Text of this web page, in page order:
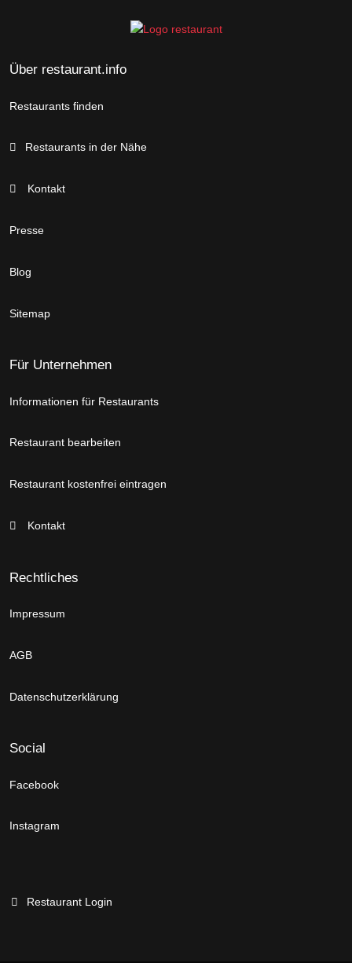
Über restaurant.info
Restaurants finden
Restaurants in der Nähe
Kontakt
Presse
Blog
Sitemap
Für Unternehmen
Informationen für Restaurants
Restaurant bearbeiten
Restaurant kostenfrei eintragen
Kontakt
Rechtliches
Impressum
AGB
Datenschutzerklärung
Social
Facebook
Instagram
Restaurant Login